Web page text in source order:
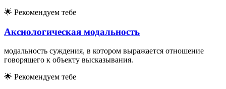
🌟 Рекомендуем тебе
Аксиологическая модальность
модальность суждения, в котором выражается отношение
говорящего к объекту высказывания.
🌟 Рекомендуем тебе